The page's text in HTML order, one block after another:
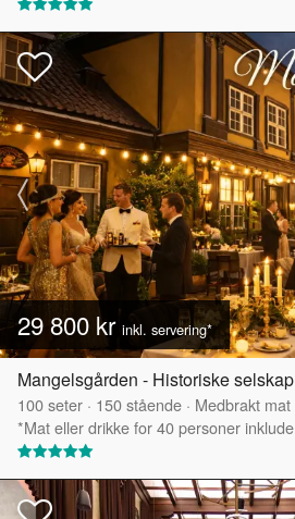
29 800 kr inkl. servering*
Mangelsgården - Historiske
100seter · 150stående · Medbrakt mat
*Mat eller drikke for 40 personer